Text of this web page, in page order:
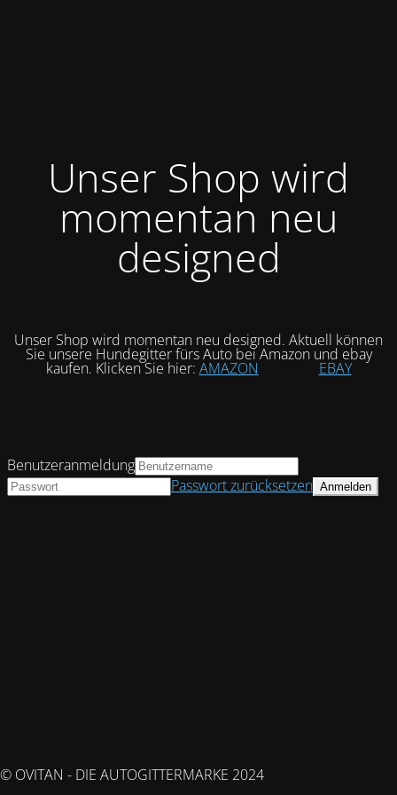
Unser Shop wird
momentan neu
designed
Unser Shop wird momentan neu designed. Aktuell können
Sie unsere Hundegitter fürs Auto bei Amazon und ebay
kaufen. Klicken Sie hier: AMAZON EBAY
© OVITAN - DIE AUTOGITTERMARKE 2024
Benutzeranmeldung
Passwort zurücksetzen